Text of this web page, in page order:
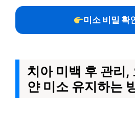
미소 비밀 확
치아 미백 후 관리,
얀 미소 유지하는